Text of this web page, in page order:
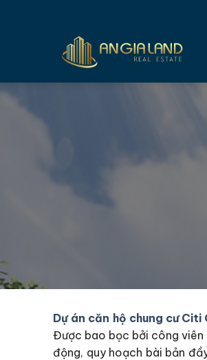
Dự án căn hộ chung cư Citi
Được bao bọc bởi công viên
động, quy hoạch bài bản